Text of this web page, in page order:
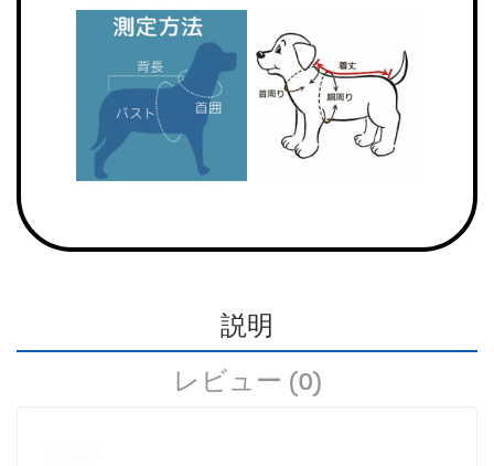
説明
レビュー (0)